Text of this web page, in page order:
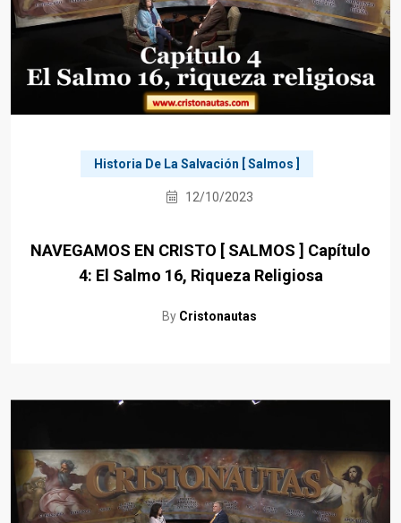
Historia De La Salvación [ Salmos ]
12/10/2023
NAVEGAMOS EN CRISTO [ SALMOS ] Capítulo
4: El Salmo 16, Riqueza Religiosa
By Cristonautas